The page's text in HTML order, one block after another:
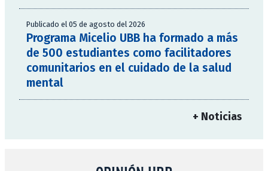
Publicado el 05 de agosto del 2026
Programa Micelio UBB ha formado a más
de 500 estudiantes como facilitadores
comunitarios en el cuidado de la salud
mental
+ Noticias